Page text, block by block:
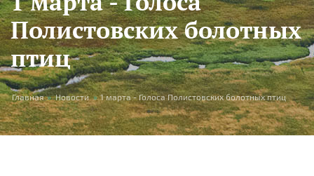
Полистовских болотных
птиц
You are here
Главная » Новости » 1 марта - Голоса Полистовских болотных птиц